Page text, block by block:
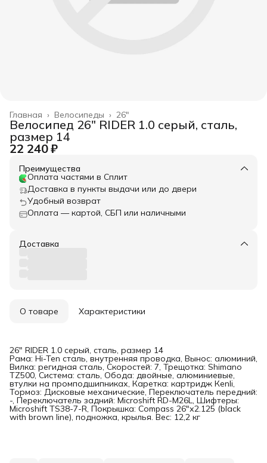
26"
Велосипеды ›
Главная ›
Велосипед 26" RIDER 1.0 серый, сталь,
размер 14
22 240 ₽
Преимущества
Оплата частями в Сплит
Доставка в пункты выдачи или до двери
Удобный возврат
Оплата — картой, СБП или наличными
Доставка
О товаре Характеристики
26" RIDER 1.0 серый, сталь, размер 14
Рама: Hi-Ten сталь, внутренняя проводка, Вынос: алюминий,
Вилка: регидная сталь, Скоростей: 7, Трещотка: Shimano
TZ500, Система: сталь, Обода: двойные, алюминиевые,
втулки на промподшипниках, Каретка: картридж Кenli,
Тормоз: Дисковые механические, Переключатель передний:
-, Переключатель задний: Microshift RD-M26L, Шифтеры:
Microshift TS38-7-R, Покрышка: Compass 26"х2.125 (black
with brown line), подножка, крылья. Вес: 12,2 кг